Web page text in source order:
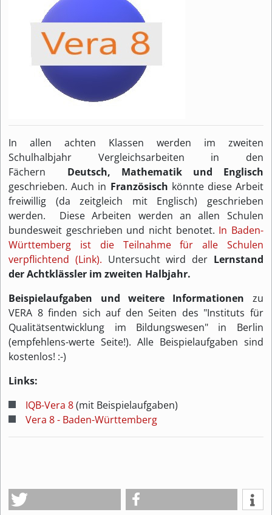
In allen achten Klassen werden im zweiten
Schulhalbjahr Vergleichsarbeiten in den
Fächern
Deutsch, Mathematik und Englisch
geschrieben. Auch in Französisch könnte diese Arbeit
freiwillig (da zeitgleich mit Englisch) geschrieben
werden. Diese Arbeiten werden an allen Schulen
bundesweit geschrieben und nicht benotet. In Baden-
Württemberg ist die Teilnahme für alle Schulen
verpflichtend (Link). Untersucht wird der Lernstand
der Achtklässler im zweiten Halbjahr.
Beispielaufgaben und weitere Informationen zu
VERA 8 finden sich auf den Seiten des "Instituts für
Qualitätsentwicklung im Bildungswesen" in Berlin
(empfehlens-werte Seite!). Alle Beispielaufgaben sind
kostenlos! :-)
Links:
IQB-Vera 8(mit Beispielaufgaben)
Vera 8 - Baden-Württemberg